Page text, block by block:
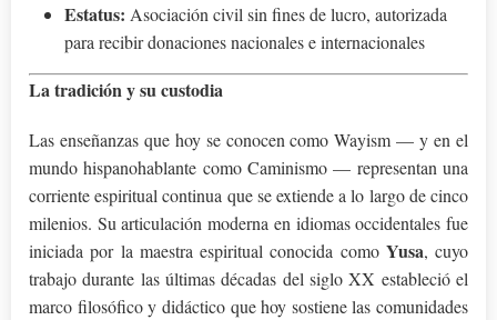
Estatus: Asociación civil sin fines de lucro, autorizada
para recibir donaciones nacionales e internacionales
La tradición y su custodia
Las enseñanzas que hoy se conocen como Wayism — y en el
mundo hispanohablante como Caminismo — representan una
corriente espiritual continua que se extiende a lo largo de cinco
milenios. Su articulación moderna en idiomas occidentales fue
iniciada por la maestra espiritual conocida como Yusa, cuyo
trabajo durante las últimas décadas del siglo XX estableció el
marco filosófico y didáctico que hoy sostiene las comunidades